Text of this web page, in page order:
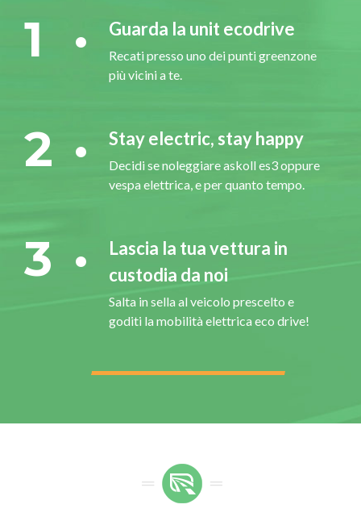
1 Guarda la unit ecodrive
Recati presso uno dei punti greenzone
più vicini a te.
2 Stay electric, stay happy
Decidi se noleggiare askoll es3 oppure
vespa elettrica, e per quanto tempo.
3
Lascia la tua vettura in
custodia da noi
Salta in sella al veicolo prescelto e
goditi la mobilità elettrica eco drive!